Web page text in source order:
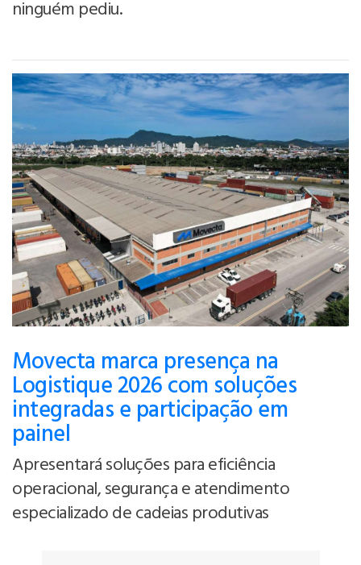
ninguém pediu.
Movecta marca presença na
Logistique 2026 com soluções
integradas e participação em
painel
Apresentará soluções para eficiência
operacional, segurança e atendimento
especializado de cadeias produtivas